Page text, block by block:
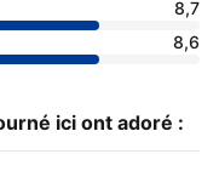
8,7
8,6
ici ont adoré :